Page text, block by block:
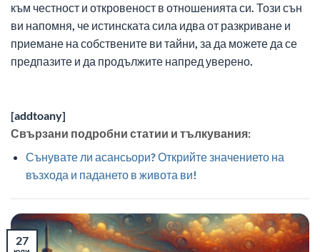
към честност и откровеност в отношенията си. Този сън
ви напомня, че истинската сила идва от разкриване и
приемане на собствените ви тайни, за да можете да се
предпазите и да продължите напред уверено.
[addtoany]
Свързани подробни статии и тълкувания:
Сънувате ли асансьори? Открийте значението на
възхода и падането в живота ви!
27